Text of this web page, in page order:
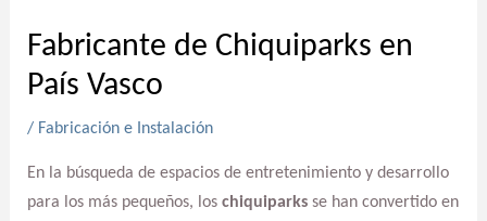
Fabricante de Chiquiparks en
País Vasco
/ Fabricación e Instalación
En la búsqueda de espacios de entretenimiento y desarrollo
para los más pequeños, los chiquiparksse han convertido en